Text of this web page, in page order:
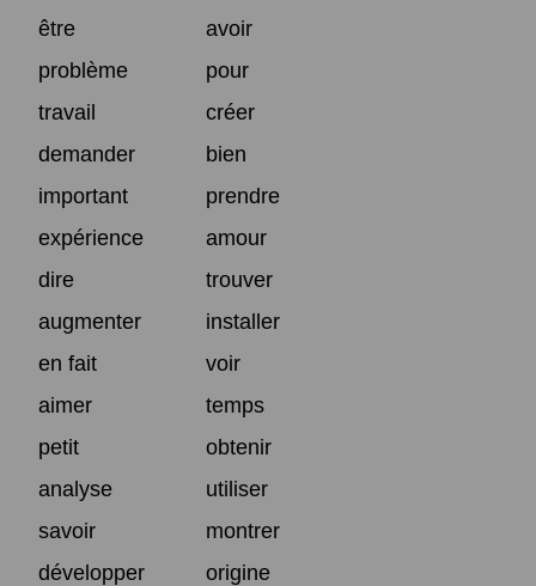
être
avoir
problème
pour
travail
créer
demander
bien
important
prendre
expérience
amour
dire
trouver
augmenter
installer
en fait
voir
aimer
temps
petit
obtenir
analyse
utiliser
savoir
montrer
développer
origine